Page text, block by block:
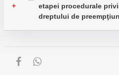
+
etapei procedurale
dreptului de